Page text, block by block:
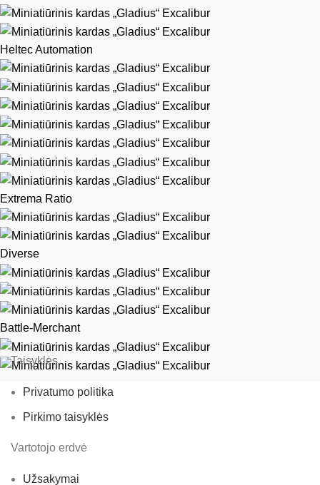
Heltec Automation
Extrema Ratio
Diverse
Battle-Merchant
Taisyklės
Privatumo politika
Pirkimo taisyklės
Vartotojo erdvė
Užsakymai